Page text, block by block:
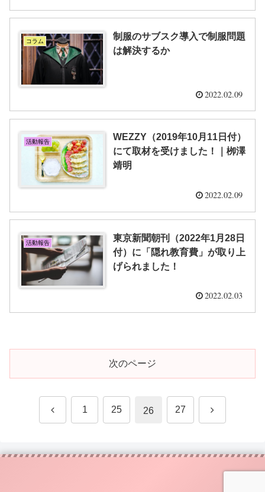
コラム
制服のサブスク導入で制服問題
は解決するか
2022.02.09
活動報告
WEZZY（2019年10月11日付）
にて取材を受けました！｜栁澤
靖明
2022.02.09
活動報告
東京新聞朝刊（2022年1月28日
付）に「隠れ教育費」が取り上
げられました！
2022.02.03
次のページ
前 1 25 26 27 次